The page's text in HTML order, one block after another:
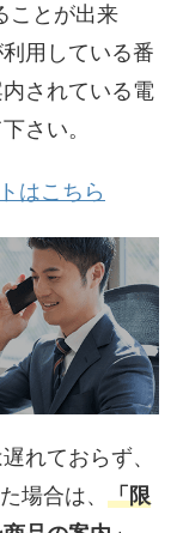
ことが出来
用している番
されている電
さい。
はこちら
れておらず、
場合は、 「限